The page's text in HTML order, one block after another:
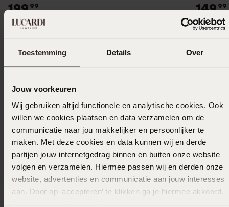
Toestemming Details Over
Jouw voorkeuren
Wij gebruiken altijd functionele en analytische cookies. Ook
willen we cookies plaatsen en data verzamelen om de
communicatie naar jou makkelijker en persoonlijker te
maken. Met deze cookies en data kunnen wij en derde
partijen jouw internetgedrag binnen en buiten onze website
volgen en verzamelen. Hiermee passen wij en derden onze
website, advertenties en communicatie aan jouw interesses
aan. Door op ‘accepteren’ te klikken ga je hiermee akkoord.
199 99 149 99
Anderen kochten ook